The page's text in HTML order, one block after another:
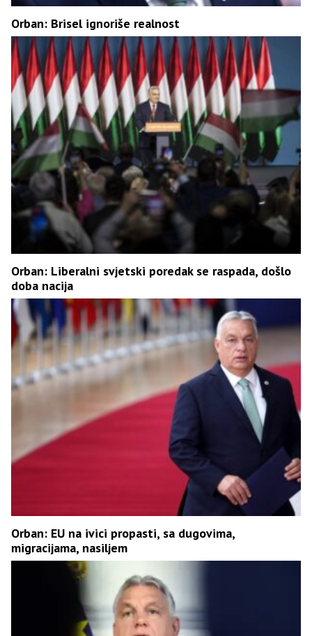
Orban: Brisel ignoriše realnost
Orban: Liberalni svjetski poredak se raspada, došlo
doba nacija
Orban: EU na ivici propasti, sa dugovima,
migracijama, nasiljem